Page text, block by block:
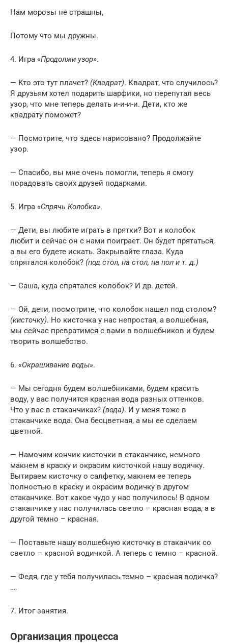
Нам морозы не страшны,
Потому что мы дружны.
4. Игра «Продолжи узор».
— Кто это тут плачет? (Квадрат). Квадрат, что случилось?
Я друзьям хотел подарить шарфики, но перепутал весь
узор, что мне теперь делать и-и-и-и. Дети, кто же
квадрату поможет?
— Посмотрите, что здесь нарисовано? Продолжайте
узор.
— Спасибо, вы мне очень помогли, теперь я смогу
порадовать своих друзей подарками.
5. Игра «Спрячь Колобка».
— Дети, вы любите играть в прятки? Вот и колобок
любит и сейчас он с нами поиграет. Он будет прятаться,
а вы его будете искать. Закрывайте глаза. Куда
спрятался колобок? (под стол, на стол, на пол и т. д.)
— Саша, куда спрятался колобок? И др. детей.
— Ой, дети, посмотрите, что колобок нашел под столом?
(кисточку). Но кисточка у нас непростая, а волшебная,
мы сейчас превратимся с вами в волшебников и будем
творить волшебство.
6. «Окрашивание воды».
— Мы сегодня будем волшебниками, будем красить
воду, у вас получится красная вода разных оттенков.
Что у вас в стаканчиках? (вода). И у меня тоже в
стаканчике вода. Она бесцветная, а мы ее сделаем
цветной.
— Намочим кончик кисточки в стаканчике, немного
макнем в краску и окрасим кисточкой нашу водичку.
Вытираем кисточку о салфетку, макнем ее теперь
полностью в краску и окрасим водичку в другом
стаканчике. Вот какое чудо у нас получилось! В одном
стаканчике у нас получилась светло – красная вода, а в
другой темно – красная.
— Поставьте нашу волшебную кисточку в стаканчик со
светло – красной водичкой. А теперь с темно – красной.
— Федя, где у тебя получилась темно – красная водичка?
….
7. Итог занятия.
Организация процесса